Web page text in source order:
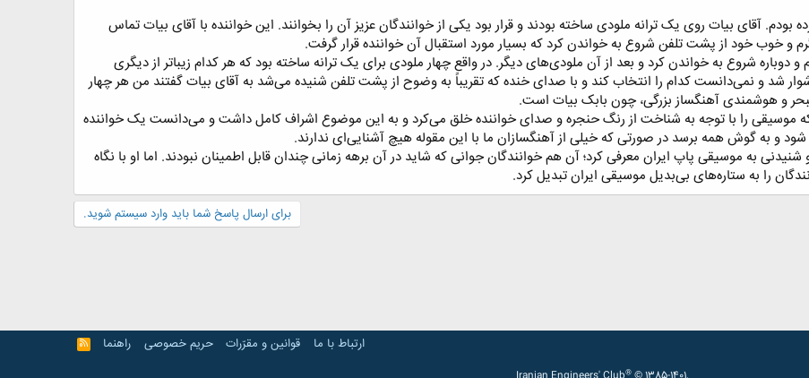
بودم. آقای بیات روی یک ترانه ملودی ساخته بودند و قرار بود یکی از خوانندگان عزیز آن را بخوانند. این خواننده با آقای بیات تماس
و خوب خود از پشت تلفن شروع به خواندن کرد که بسیار مورد استقبال آن خواننده قرار گرفت.​
شروع به خواندن کرد و بعد از آن ملودی‌های دیگر. در واقع چهار ملودی برای یک ترانه ساخته بود که هر کدام زیباتر از دیگری
شد و نمی‌دانست کدام را انتخاب کند و با صدای خنده که تقریباً به وضوح از پشت تلفن شنیده می‌شد به آقای بیات گفتند من هر چهار
و هوشمندی آهنگساز بزرگی، چون بابک بیات است.​
که موسیقی را با توجه به شناخت از رنگ حنجره و صدای خواننده خلق می‌کرد و به این موضوع اشراف کامل داشت و می‌دانست یک خواننده
و به گوش همه برسد در صورتی که خیلی از آهنگسازان ما با این مقوله هیچ آشنایی‌ای ندارند.​
به موسیقی پاپ ایران معرفی کرد؛ آن هم خوانندگان جوانی که شاید در آن برهه زمانی چندان قابل اطمینان نبودند. اما او با نگاه
را به ستاره‌های بی‌بدیل موسیقی ایران تبدیل کرد.​
برای ارسال پاسخ شما باید وارد سیستم شوید.
ارتباط با ما قوانین و مقرّرات حریم خصوصی راهنما
R
S
®